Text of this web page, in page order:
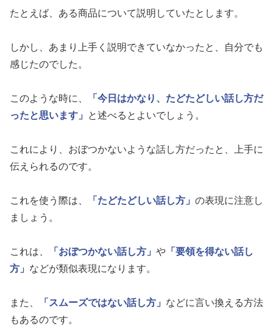
たとえば、ある商品について説明していたとします。
しかし、あまり上手く説明できていなかったと、自分でも
感じたのでした。
このような時に、
「今日はかなり、たどたどしい話し方だ
ったと思います」
と述べるとよいでしょう。
これにより、おぼつかないような話し方だったと、上手に
伝えられるのです。
これを使う際は、 「たどたどしい話し方」 の表現に注意し
ましょう。
これは、 「おぼつかない話し方」 や 「要領を得ない話し
方」 などが類似表現になります。
また、 「スムーズではない話し方」 などに言い換える方法
もあるのです。